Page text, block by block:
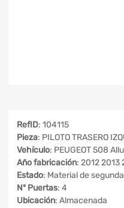
RefID: 104115
Pieza: PILOTO TRASERO
Vehículo: PEUGEOT 508
Año fabricación: 2012 2013
Estado: Material de
Nº Puertas: 4
Ubicación: Almacenada